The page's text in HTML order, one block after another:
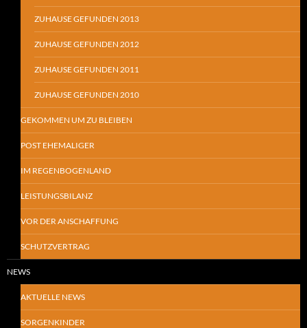
ZUHAUSE GEFUNDEN 2013
ZUHAUSE GEFUNDEN 2012
ZUHAUSE GEFUNDEN 2011
ZUHAUSE GEFUNDEN 2010
GEKOMMEN UM ZU BLEIBEN
POST EHEMALIGER
IM REGENBOGENLAND
LEISTUNGSBILANZ
VOR DER ANSCHAFFUNG
SCHUTZVERTRAG
NEWS
AKTUELLE NEWS
SORGENKINDER